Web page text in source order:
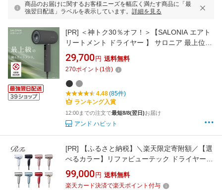
商品のお届けに関するお客様ニーズを幅広く満たす商品に「最
強翌日配送」ラベルを表示しています。 詳細を見る
[PR] ＜神トク30％オフ！＞【SALONIA エアト
リートメント ドライヤー 】 サロニア 最上位モ
デル◆30日間全額返金保証＆1年保証◆ 送料無
料 1年保証 ヘアドライヤー 大風量 rec dry25
29,700 円 送料無料
270ポイント (1倍)
4.48(85件)
ランキング入賞
12:00までの注文で最短8/8(翌日)お届け
アンド ハビット
[PR]
【ふるさと納税】＼楽天限定寄附額／【選
べるカラー】リファビューテック ドライヤー
SE
99,000 円 送料無料
楽天カード決済で楽天ポイント付与